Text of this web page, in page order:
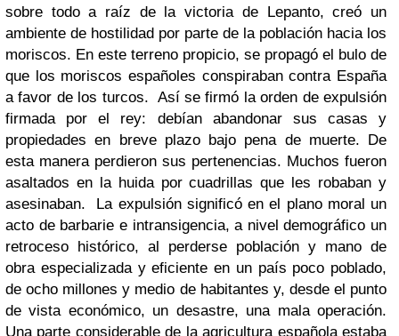
sobre todo a raíz de la victoria de Lepanto, creó un
ambiente de hostilidad por parte de la población hacia los
moriscos. En este terreno propicio, se propagó el bulo de
que los moriscos españoles conspiraban contra España
a favor de los turcos. Así se firmó la orden de expulsión
firmada por el rey: debían abandonar sus casas y
propiedades en breve plazo bajo pena de muerte. De
esta manera perdieron sus pertenencias. Muchos fueron
asaltados en la huida por cuadrillas que les robaban y
asesinaban.
La expulsión significó en el plano moral un
acto de barbarie e intransigencia, a nivel demográfico un
retroceso histórico, al perderse población y mano de
obra especializada y eficiente en un país poco poblado,
de ocho millones y medio de habitantes y, desde el punto
de vista económico, un desastre, una mala operación.
Una parte considerable de la agricultura española estaba